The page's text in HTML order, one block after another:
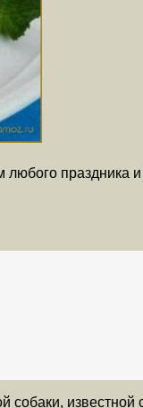
праздника и
известной